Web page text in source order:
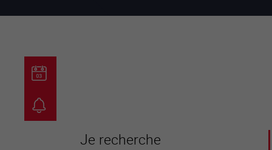
Je recherche